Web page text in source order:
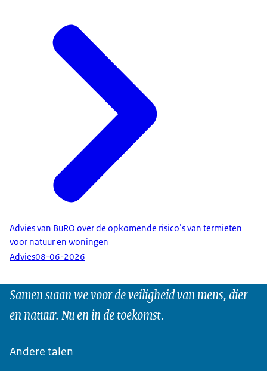
Advies van BuRO over de opkomende risico’s van termieten
voor natuur en woningen
Advies08-06-2026
Samen staan we voor de veiligheid van mens, dier
en natuur. Nu en in de toekomst.
Andere talen